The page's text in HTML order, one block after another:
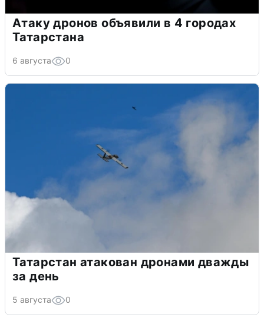
Атаку дронов объявили в 4 городах
Татарстана
6 августа 0
Татарстан атакован дронами дважды
за день
5 августа 0